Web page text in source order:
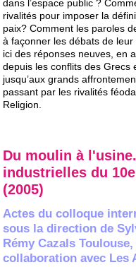
dans l’espace public ?
rivalités pour imposer la
paix? Comment les paroles
à façonner les débats de
ici des réponses neuves, en
depuis les conflits des Grecs
jusqu’aux grands
passant par les rivalités
Religion.
Du moulin à
industrielles du
(2005)
Actes du colloque
sous la direction de
Rémy Cazals
collaboration avec Les